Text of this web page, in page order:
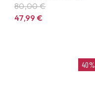
80,00 €
47,99€
40%